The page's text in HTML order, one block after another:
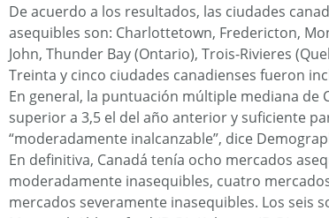
De acuerdo a los resultados, las ciudades
asequibles son: Charlottetown, Fredericton,
John, Thunder Bay (Ontario), Trois-Rivieres
Treinta y cinco ciudades canadienses fueron
En general, la puntuación múltiple mediana de
superior a 3,5 el del año anterior y suficiente
“moderadamente inalcanzable”, dice
En definitiva, Canadá tenía ocho mercados
moderadamente inasequibles, cuatro
mercados severamente inasequibles. Los seis